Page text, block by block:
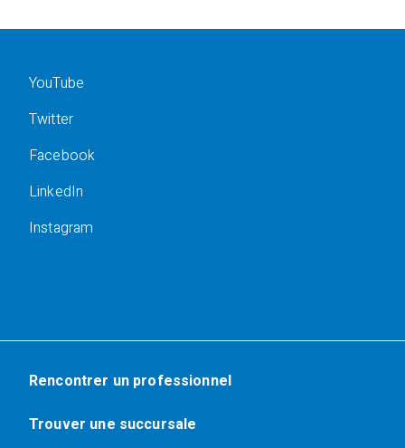
YouTube
Twitter
Facebook
LinkedIn
Instagram
Rencontrer un professionnel
Trouver une succursale